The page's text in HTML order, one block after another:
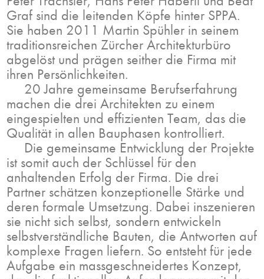
Graf sind die leitenden Köpfe hinter SPPA.
Sie haben 2011 Martin Spühler in seinem
traditionsreichen Zürcher Architekturbüro
abgelöst und prägen seither die Firma mit
ihren Persönlichkeiten.
20 Jahre gemeinsame Berufserfahrung
machen die drei Architekten zu einem
eingespielten und effizienten Team, das die
Qualität in allen Bauphasen kontrolliert.
Die gemeinsame Entwicklung der Projekte
ist somit auch der Schlüssel für den
anhaltenden Erfolg der Firma. Die drei
Partner schätzen konzeptionelle Stärke und
deren formale Umsetzung. Dabei inszenieren
sie nicht sich selbst, sondern entwickeln
selbstverständliche Bauten, die Antworten auf
komplexe Fragen liefern. So entsteht für jede
Aufgabe ein massgeschneidertes Konzept,